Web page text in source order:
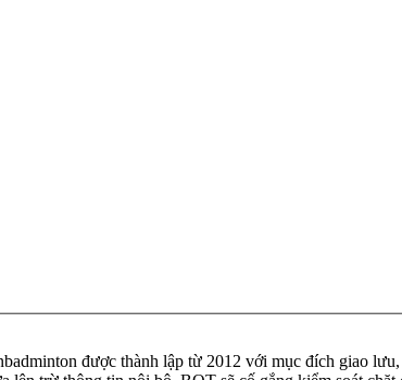
được thành lập từ 2012 với mục đích giao